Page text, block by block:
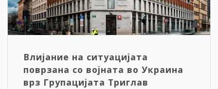
Влијание на ситуацијата
поврзана со војната во Украина
врз Групацијата Триглав